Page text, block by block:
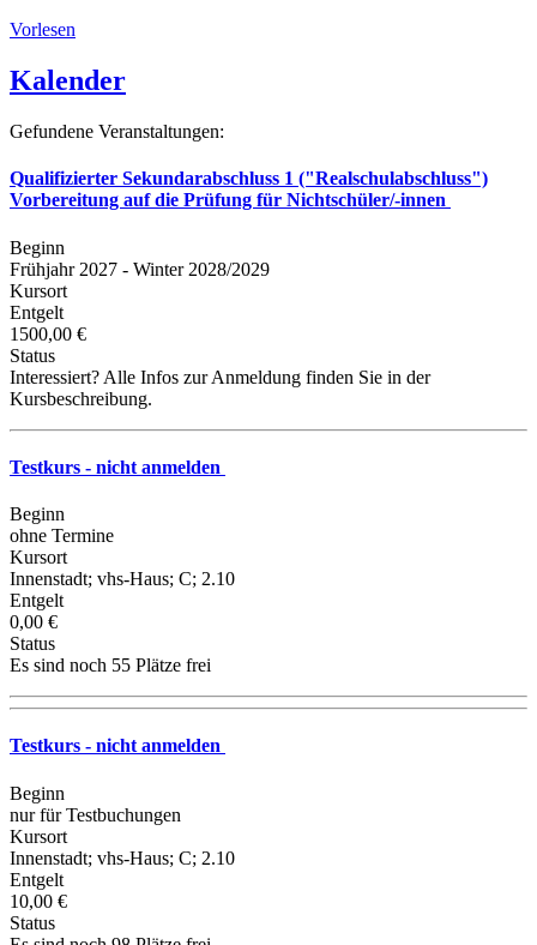
Vorlesen
Kalender
Gefundene Veranstaltungen:
Qualifizierter Sekundarabschluss 1 ("Realschulabschluss")
Vorbereitung auf die Prüfung für Nichtschüler/-innen
Beginn
Frühjahr 2027 - Winter 2028/2029
Kursort
Entgelt
1500,00 €
Status
Interessiert? Alle Infos zur Anmeldung finden Sie in der
Kursbeschreibung.
Testkurs - nicht anmelden
Beginn
ohne Termine
Kursort
Innenstadt; vhs-Haus; C; 2.10
Entgelt
0,00 €
Status
Es sind noch 55 Plätze frei
Testkurs - nicht anmelden
Beginn
nur für Testbuchungen
Kursort
Innenstadt; vhs-Haus; C; 2.10
Entgelt
10,00 €
Status